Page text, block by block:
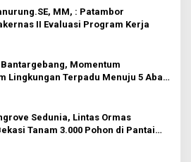
MM, : Patambor
II Evaluasi Program Kerja
Momentum
Lingkungan Terpadu Menuju 5 Abad
Sedunia, Lintas Ormas
Tanam 3.000 Pohon di Pantai